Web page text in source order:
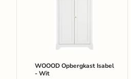
WOOOD Opbergkast Isabel
- Wit